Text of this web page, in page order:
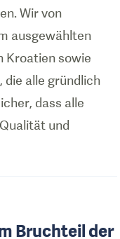
Wir von
ausgewählten
Kroatien sowie
die alle gründlich
dass alle
und
Bruchteil der